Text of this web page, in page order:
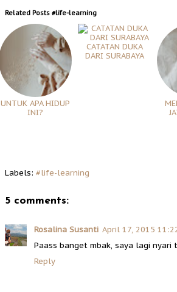
Related Posts #life-learning
UNTUK APA HIDUP
INI?
CATATAN DUKA
DARI SURABAYA
Labels: #life-learning
5 comments:
Rosalina Susanti April 17, 2015
Paass banget mbak, saya lagi nyari
Reply